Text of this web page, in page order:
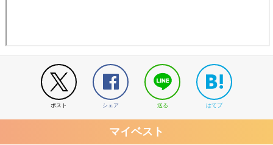
ポスト シェア 送る はてブ
マイベスト